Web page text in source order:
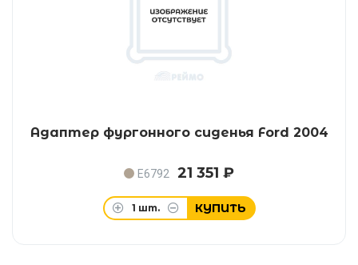
Адаптер фургонного сиденья Ford 2004
E6792 21 351 ₽
1 шт. КУПИТЬ